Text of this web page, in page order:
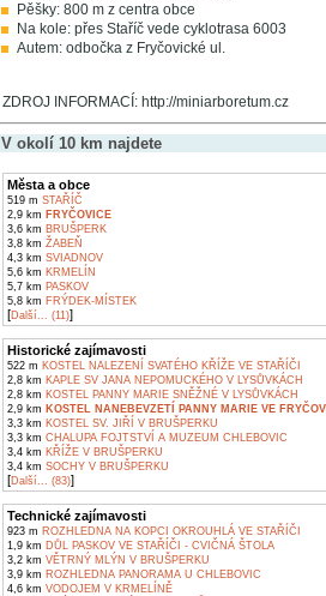
Pěšky: 800 m z centra obce
Na kole: přes Staříč vede cyklotrasa 6003
Autem: odbočka z Fryčovické ul.
ZDROJ INFORMACÍ: http://miniarboretum.cz
V okolí 10 km najdete
Města a obce
519 m STAŘÍČ
2,9 km FRYČOVICE
3,6 km BRUŠPERK
3,8 km ŽABEŇ
4,3 km SVIADNOV
5,6 km KRMELÍN
5,7 km PASKOV
5,8 km FRÝDEK-MÍSTEK
[Další... (11)]
Historické zajímavosti
522 m KOSTEL NALEZENÍ SVATÉHO KŘÍŽE VE STAŘÍČI
2,8 km KAPLE SV JANA NEPOMUCKÉHO V LYSŮVKÁCH
2,8 km KOSTEL PANNY MARIE SNĚŽNÉ V LYSŮVKÁCH
2,9 km KOSTEL NANEBEVZETÍ PANNY MARIE VE
3,3 km KOSTEL SV. JIŘÍ V BRUŠPERKU
3,3 km CHALUPA FOJTSTVÍ A MUZEUM CHLEBOVIC
3,4 km KŘÍŽE V BRUŠPERKU
3,4 km SOCHY V BRUŠPERKU
[Další... (83)]
Technické zajímavosti
923 m ROZHLEDNA NA KOPCI OKROUHLÁ VE STAŘÍČI
1,9 km DŮL PASKOV VE STAŘÍČI - CVIČNÁ ŠTOLA
3,2 km VĚTRNÝ MLÝN V BRUŠPERKU
3,9 km ROZHLEDNA PANORAMA U CHLEBOVIC
4,6 km VODOJEM V KRMELÍNĚ